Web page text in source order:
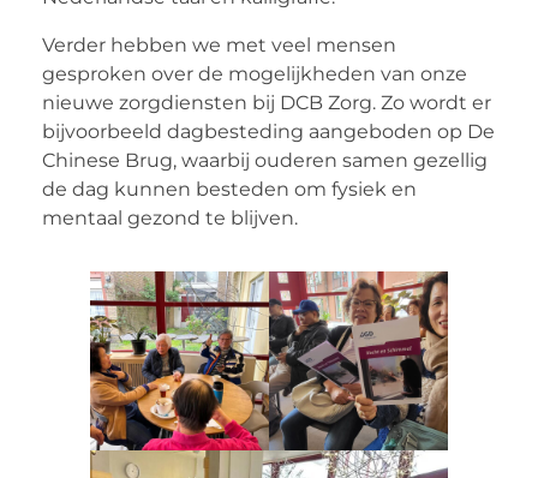
Verder hebben we met veel mensen
gesproken over de mogelijkheden van onze
nieuwe zorgdiensten bij DCB Zorg. Zo wordt er
bijvoorbeeld dagbesteding aangeboden op De
Chinese Brug, waarbij ouderen samen gezellig
de dag kunnen besteden om fysiek en
mentaal gezond te blijven.